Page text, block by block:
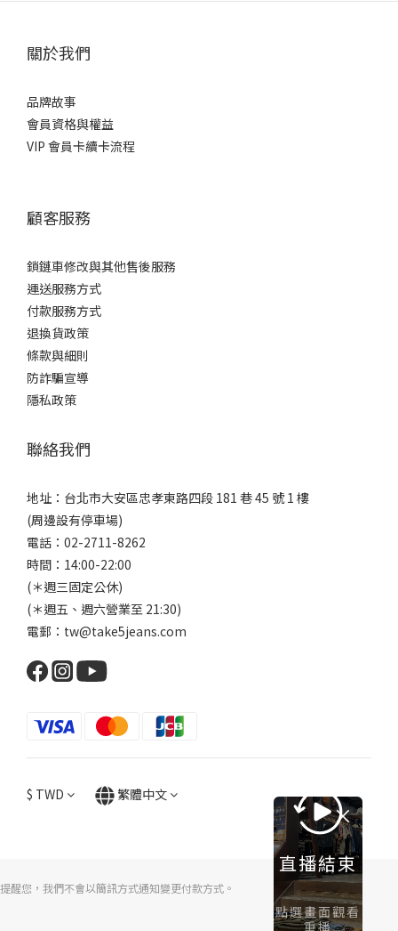
關於我們
品牌故事
會員資格與權益
VIP 會員卡續卡流程
顧客服務
鎖鏈車修改與其他售後服務
運送服務方式
付款服務方式
退換貨政策
條款與細則
防詐騙宣導
隱私政策
聯絡我們
地址：台北市大安區忠孝東路四段 181 巷 45 號 1 樓
(周邊設有停車場)
電話：02-2711-8262
時間：14:00-22:00
(＊週三固定公休)
(＊週五、週六營業至 21:30)
電郵：tw@take5jeans.com
$ TWD 繁體中文
提醒您，我們不會以簡訊方式通知變更付款方式。
直播結束
點選畫面觀看
重播